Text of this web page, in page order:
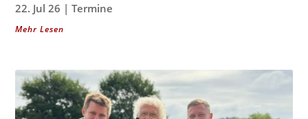
22. Jul 26 |Termine
Mehr Lesen